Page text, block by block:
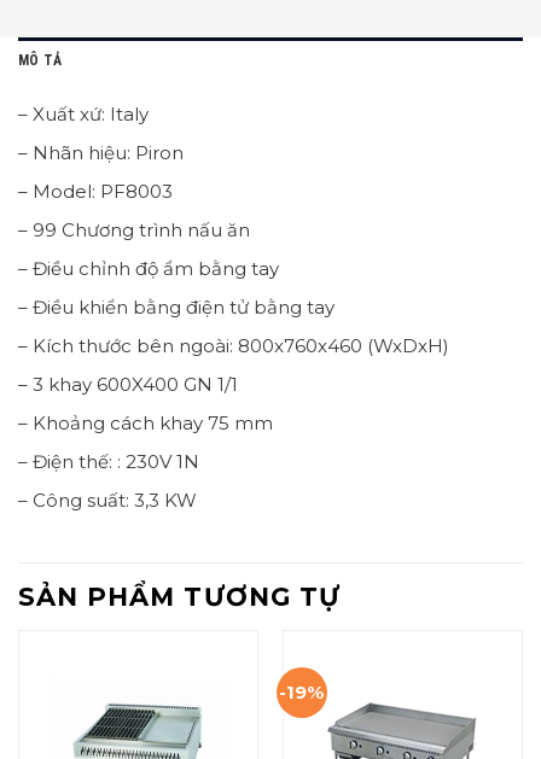
MÔ TẢ
– Xuất xứ: Italy
– Nhãn hiệu: Piron
– Model: PF8003
– 99 Chương trình nấu ăn
– Điều chỉnh độ ẩm bằng tay
– Điều khiển bằng điện tử bằng tay
– Kích thước bên ngoài: 800x760x460 (WxDxH)
– 3 khay 600X400 GN 1/1
– Khoảng cách khay 75 mm
– Điện thế: : 230V 1N
– Công suất: 3,3 KW
SẢN PHẨM TƯƠNG TỰ
-19%